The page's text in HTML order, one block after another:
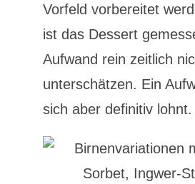
Vorfeld vorbereitet
ist das Dessert
Aufwand rein zeitlich
unterschätzen. Ein
sich aber definitiv lohnt.